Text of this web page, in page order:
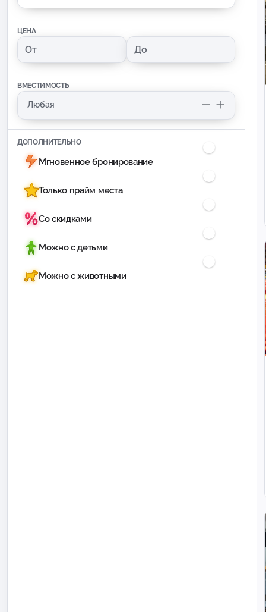
ЦЕНА
ВМЕСТИМОСТЬ
ДОПОЛНИТЕЛЬНО
Мгновенное бронирование
Только прайм места
Со скидками
Можно с детьми
Можно с животными